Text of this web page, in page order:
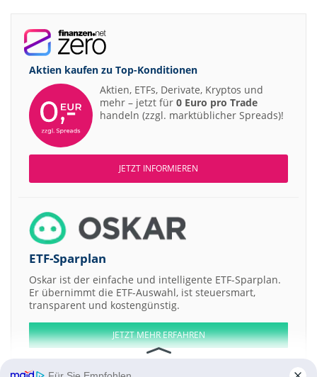
Aktien kaufen zu Top-Konditionen
Aktien, ETFs, Derivate, Kryptos und
mehr – jetzt für 0 Euro pro Trade
handeln (zzgl. marktüblicher Spreads)!
JETZT INFORMIEREN
ETF-Sparplan
Oskar ist der einfache und intelligente ETF-Sparplan.
Er übernimmt die ETF-Auswahl, ist steuersmart,
transparent und kostengünstig.
JETZT MEHR ERFAHREN